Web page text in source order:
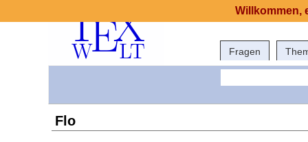
Fragen
Flo
Willkommen,